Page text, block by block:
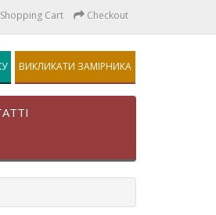
Shopping Cart Checkout
ВИКЛИКАТИ ЗАМІРНИКА